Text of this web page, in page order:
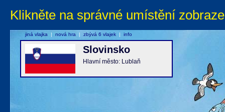
Klikněte na správné umístění
Slovinsko
Hlavní město: Lublaň
jiná vlajka | nová hra | zbývá 6 vlajek | info